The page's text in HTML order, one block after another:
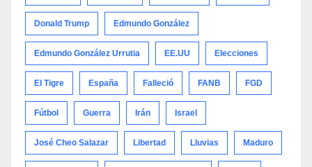
Donald Trump Edmundo González
Edmundo González Urrutia EE.UU Elecciones
El Tigre España Falleció FANB FGD
Fútbol Guerra Irán Israel
José Cheo Salazar Libertad Lluvias Maduro